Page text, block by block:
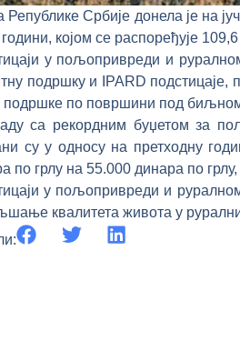
Републике Србије донела је на
којом се распоређује
у пољопривреди и
подршку и IPARD подстицаје,
подршке по површини под
са рекордним буџетом за
су у односу на претходну
по грлу на 55.000 динара по
у пољопривреди и
квалитета живота у